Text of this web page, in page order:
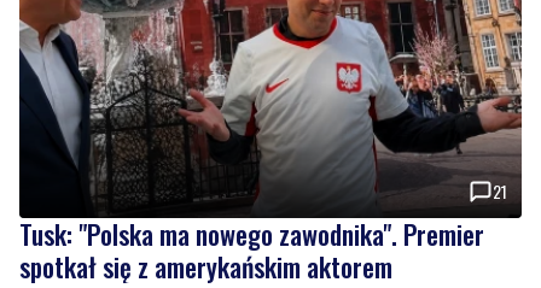
21
Tusk: "Polska ma nowego zawodnika". Premier
spotkał się z amerykańskim aktorem